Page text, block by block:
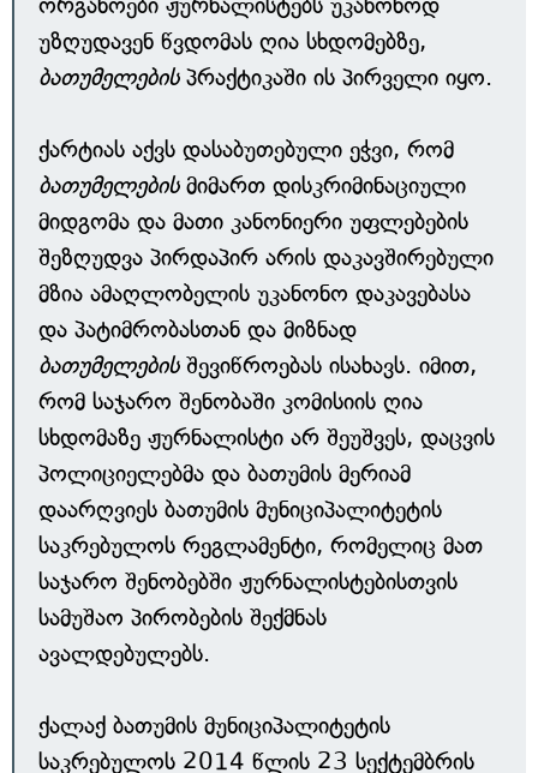
უზღუდავენ წვდომას ღია სხდომებზე,
ბათუმელებისპრაქტიკაში ის პირველი იყო.
ქარტიას აქვს დასაბუთებული ეჭვი, რომ
ბათუმელებისმიმართ დისკრიმინაციული
მიდგომა და მათი კანონიერი უფლებების
შეზღუდვა პირდაპირ არის დაკავშირებული
მზია ამაღლობელის უკანონო დაკავებასა
და პატიმრობასთან და მიზნად
ბათუმელებისშევიწროებას ისახავს. იმით,
რომ საჯარო შენობაში კომისიის ღია
სხდომაზე ჟურნალისტი არ შეუშვეს, დაცვის
პოლიციელებმა და ბათუმის მერიამ
დაარღვიეს ბათუმის მუნიციპალიტეტის
საკრებულოს რეგლამენტი, რომელიც მათ
საჯარო შენობებში ჟურნალისტებისთვის
სამუშაო პირობების შექმნას
ავალდებულებს.
ქალაქ ბათუმის მუნიციპალიტეტის
საკრებულოს 2014 წლის 23 სექტემბრის